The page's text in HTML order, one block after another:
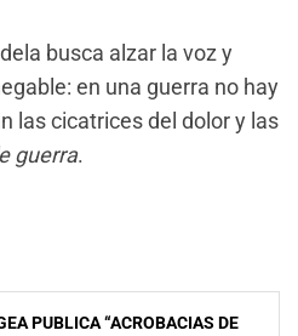
busca alzar la voz y
en una guerra no hay
las cicatrices del dolor y las
guerra.
PUBLICA “ACROBACIAS DE